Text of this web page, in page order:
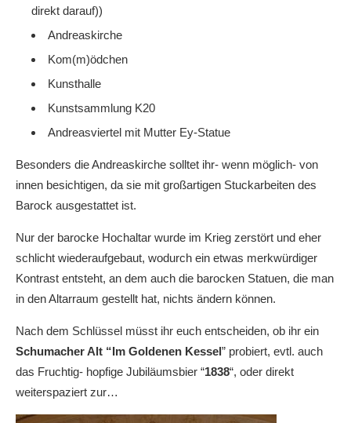
direkt darauf))
Andreaskirche
Kom(m)ödchen
Kunsthalle
Kunstsammlung K20
Andreasviertel mit Mutter Ey-Statue
Besonders die Andreaskirche solltet ihr- wenn möglich- von
innen besichtigen, da sie mit großartigen Stuckarbeiten des
Barock ausgestattet ist.
Nur der barocke Hochaltar wurde im Krieg zerstört und eher
schlicht wiederaufgebaut, wodurch ein etwas merkwürdiger
Kontrast entsteht, an dem auch die barocken Statuen, die man
in den Altarraum gestellt hat, nichts ändern können.
Nach dem Schlüssel müsst ihr euch entscheiden, ob ihr ein
Schumacher Alt “Im Goldenen Kessel” probiert, evtl. auch
das Fruchtig- hopfige Jubiläumsbier “1838“, oder direkt
weiterspaziert zur…